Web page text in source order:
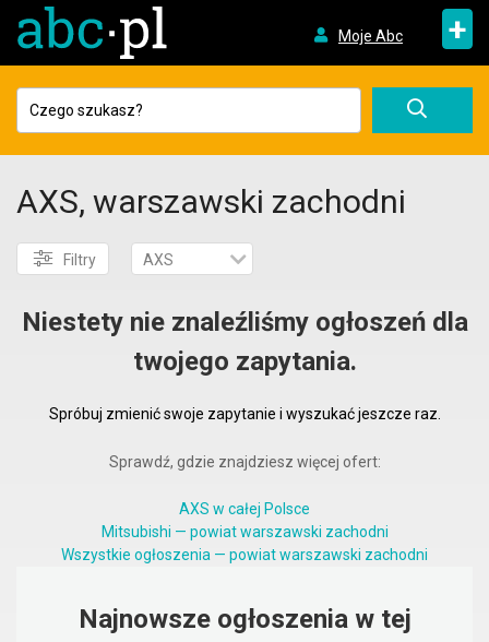
Moje Abc +
AXS, warszawski zachodni
Filtry AXS
Niestety nie znaleźliśmy ogłoszeń dla
twojego zapytania.
Spróbuj zmienić swoje zapytanie i wyszukać jeszcze raz.
Sprawdź, gdzie znajdziesz więcej ofert:
AXS w całej Polsce
Mitsubishi — powiat warszawski zachodni
Wszystkie ogłoszenia — powiat warszawski zachodni
Najnowsze ogłoszenia w tej